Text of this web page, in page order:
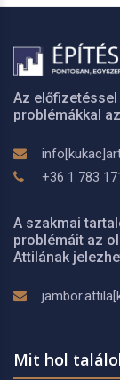
Az
problémákkal
+36 1 783
A szakmai
problémáit az
Attilának
Mit hol